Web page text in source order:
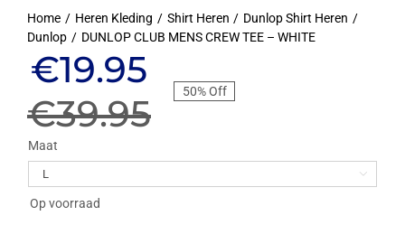
Home Heren Kleding Shirt Heren
Dunlop Shirt Heren
Dunlop
DUNLOP CLUB MENS CREW TEE – WHITE
€39.95
Oorspronkelijke
prijs
was:
€39.95.
€19.95
Huidige
prijs
is:
€19.95.
50% Off
Maat

Op voorraad